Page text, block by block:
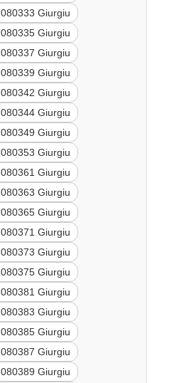
080333 Giurgiu
080335 Giurgiu
080337 Giurgiu
080339 Giurgiu
080342 Giurgiu
080344 Giurgiu
080349 Giurgiu
080353 Giurgiu
080361 Giurgiu
080363 Giurgiu
080365 Giurgiu
080371 Giurgiu
080373 Giurgiu
080375 Giurgiu
080381 Giurgiu
080383 Giurgiu
080385 Giurgiu
080387 Giurgiu
080389 Giurgiu